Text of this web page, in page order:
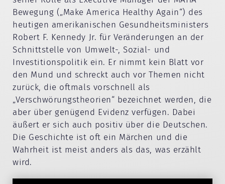
Bewegung („Make America Healthy Again“) des
heutigen amerikanischen Gesundheitsministers
Robert F. Kennedy Jr. für Veränderungen an der
Schnittstelle von Umwelt-, Sozial- und
Investitionspolitik ein. Er nimmt kein Blatt vor
den Mund und schreckt auch vor Themen nicht
zurück, die oftmals vorschnell als
„Verschwörungstheorien“ bezeichnet werden, die
aber über genügend Evidenz verfügen. Dabei
äußert er sich auch positiv über die Deutschen.
Die Geschichte ist oft ein Märchen und die
Wahrheit ist meist anders als das, was erzählt
wird.